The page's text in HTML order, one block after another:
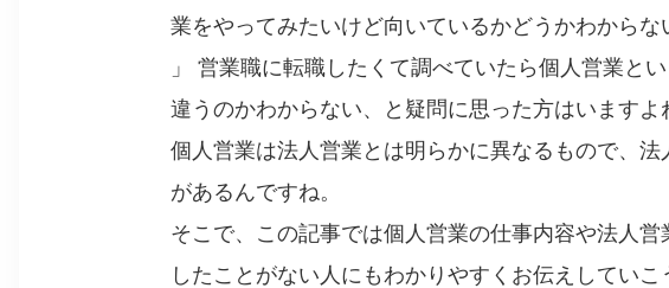
業をやってみたいけど向いているかどうかわから
」 営業職に転職したくて調べていたら個人営業と
違うのかわからない、と疑問に思った方はいますよ
個人営業は法人営業とは明らかに異なるもので、
があるんですね。
そこで、この記事では個人営業の仕事内容や法人
したことがない人にもわかりやすくお伝えしていこ